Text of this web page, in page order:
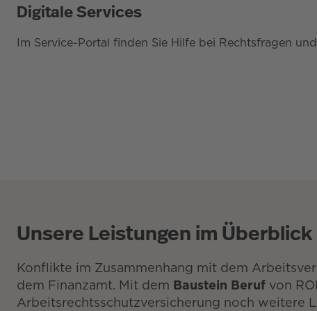
Digitale Services
Im Service-Portal finden Sie Hilfe bei Rechtsfragen
Unsere Leistungen im Überblick
Konflikte im Zusammenhang mit dem
dem Finanzamt. Mit dem Baustein Beruf von
Arbeitsrechtsschutzversicherung noch weitere